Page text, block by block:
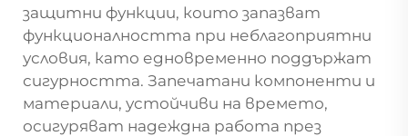
защитни функции, които запазват
функционалността при неблагоприятни
условия, като едновременно поддържат
сигурността. Запечатани компоненти и
материали, устойчиви на времето,
осигуряват надеждна работа през